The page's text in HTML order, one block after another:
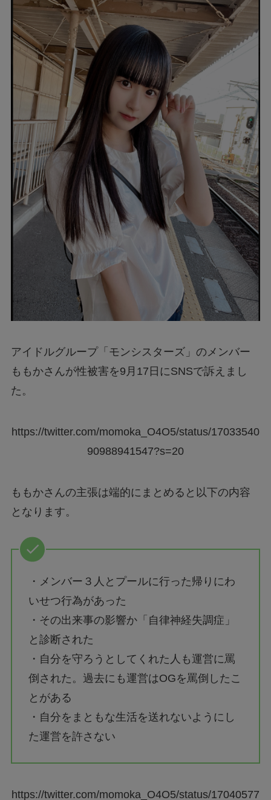
アイドルグループ「モンシスターズ」のメンバー
ももかさんが性被害を9月17日にSNSで訴えまし
た。
https://twitter.com/momoka_O4O5/status/17033540
90988941547?s=20
ももかさんの主張は端的にまとめると以下の内容
となります。
・メンバー３人とプールに行った帰りにわ
いせつ行為があった
・その出来事の影響か「自律神経失調症」
と診断された
・自分を守ろうとしてくれた人も運営に罵
倒された。過去にも運営はOGを罵倒したこ
とがある
・自分をまともな生活を送れないようにし
た運営を許さない
https://twitter.com/momoka_O4O5/status/17040577